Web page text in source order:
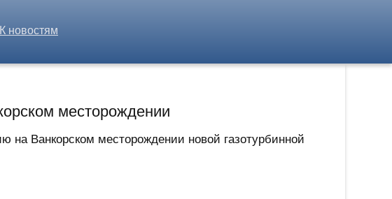
К новостям
месторождении
Ванкорском месторождении новой газотурбинной